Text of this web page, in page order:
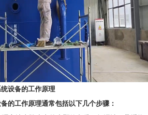
设备的工作原理
的工作原理通常包括以下几个步骤：